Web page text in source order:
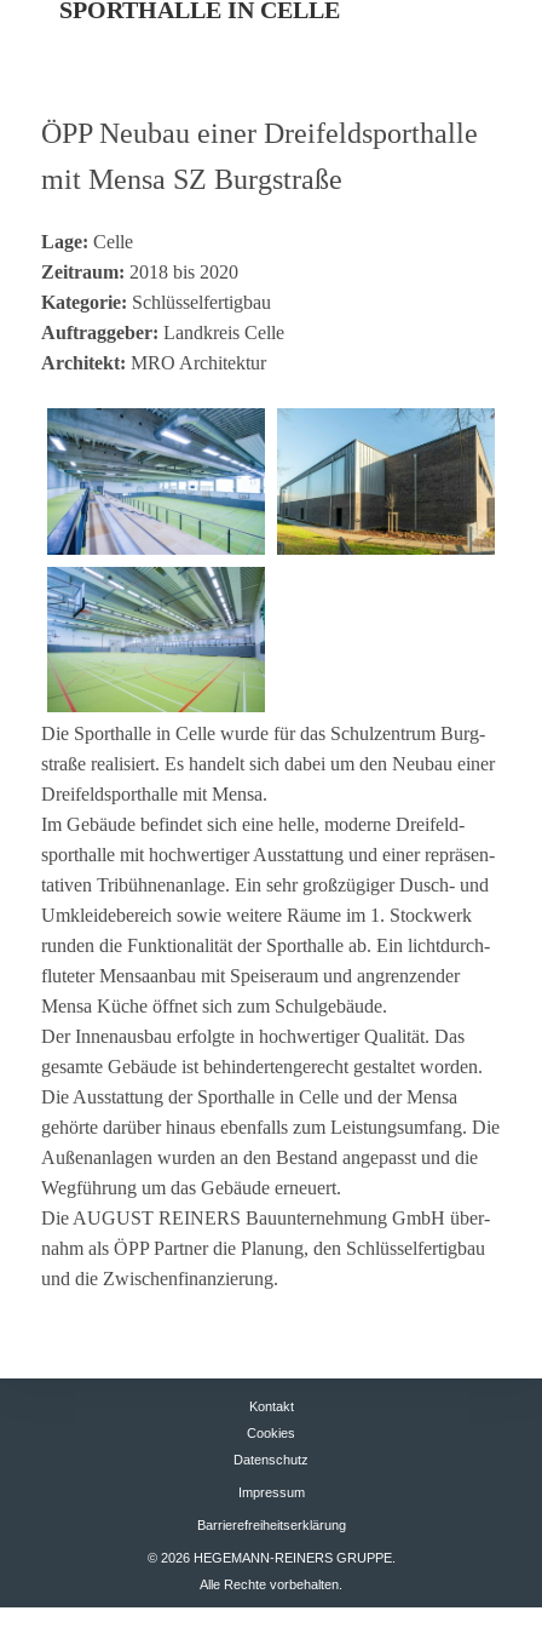
SPORTHALLE IN CELLE
ÖPP Neu­bau einer Drei­feld­sport­halle
mit Mensa SZ Burgstraße
Lage: Celle
Zeit­raum: 2018 bis 2020
Kate­go­rie: Schlüsselfertigbau
Auf­trag­ge­ber: Land­kreis Celle
Archi­tekt: MRO Archi­tek­tur
Die Sport­halle in Celle wurde für das Schul­zen­trum Burg­
straße rea­li­siert. Es han­delt sich dabei um den Neu­bau einer
Drei­feld­sport­halle mit Mensa.
Im Gebäude befin­det sich eine helle, moderne Drei­feld­
sport­halle mit hoch­wer­ti­ger Aus­stat­tung und einer reprä­sen­
ta­ti­ven Tri­büh­nen­an­lage. Ein sehr groß­zü­gi­ger Dusch- und
Umklei­de­be­reich sowie wei­tere Räume im 1. Stock­werk
run­den die Funk­tio­na­li­tät der Sport­halle ab. Ein licht­durch­
flu­te­ter Men­sa­an­bau mit Spei­se­raum und angren­zen­der
Mensa Küche öff­net sich zum Schulgebäude.
Der Innen­aus­bau erfolgte in hoch­wer­ti­ger Qua­li­tät. Das
gesamte Gebäude ist behin­der­ten­ge­recht gestal­tet wor­den.
Die Aus­stat­tung der Sport­halle in Celle und der Mensa
gehörte dar­über hin­aus eben­falls zum Leis­tungs­um­fang. Die
Außen­an­la­gen wur­den an den Bestand ange­passt und die
Weg­füh­rung um das Gebäude erneuert.
Die AUGUST REINERS Bau­un­ter­neh­mung GmbH über­
nahm als ÖPP Part­ner die Pla­nung, den Schlüs­sel­fer­tig­bau
und die Zwischenfinanzierung.
Kontakt
Cookies
Datenschutz
Impressum
Barrierefreiheitserklärung
© 2026 HEGEMANN-REINERS GRUPPE.
Alle Rechte vorbehalten.